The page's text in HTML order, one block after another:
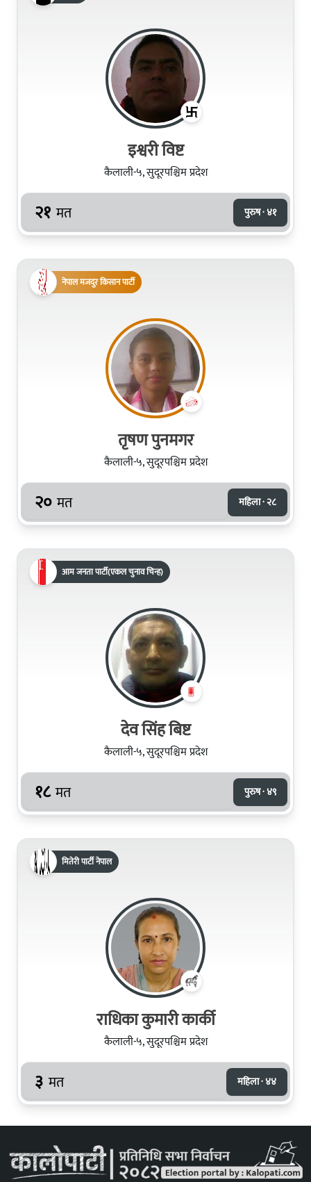
इश्वरी विष्ट
कैलाली-५, सुदूरपश्चिम प्रदेश
२१ मत पुरुष · ४१
नेपाल मजदुर किसान पार्टी
तृषण पुनमगर
कैलाली-५, सुदूरपश्चिम प्रदेश
२० मत महिला · २८
आम जनता पार्टी(एकल चुनाव चिन्ह)
देव सिंह बिष्ट
कैलाली-५, सुदूरपश्चिम प्रदेश
१८ मत पुरुष · ४९
मितेरी पार्टी नेपाल
राधिका कुमारी कार्की
कैलाली-५, सुदूरपश्चिम प्रदेश
३ मत महिला · ४४